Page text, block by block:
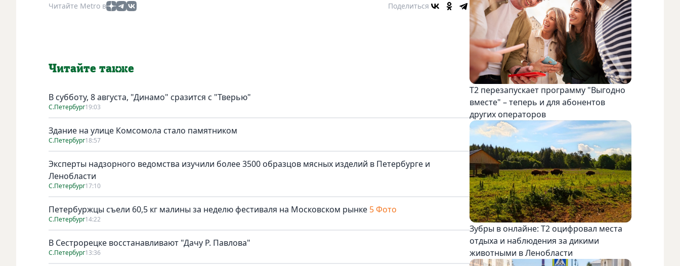
Читайте Metro в Поделиться
Читайте также
В субботу, 8 августа, "Динамо" сразится с "Тверью"
С.Петербург19:03
Здание на улице Комсомола стало памятником
С.Петербург18:57
Эксперты надзорного ведомства изучили более 3500 образцов мясных изделий в Петербурге и
Ленобласти
С.Петербург17:10
Петербуржцы съели 60,5 кг малины за неделю фестиваля на Московском рынке 5 Фото
С.Петербург14:22
В Сестрорецке восстанавливают "Дачу Р. Павлова"
С.Петербург13:36
Т2 перезапускает программу "Выгодно
вместе" – теперь и для абонентов
других операторов
Зубры в онлайне: Т2 оцифровал места
отдыха и наблюдения за дикими
животными в Ленобласти